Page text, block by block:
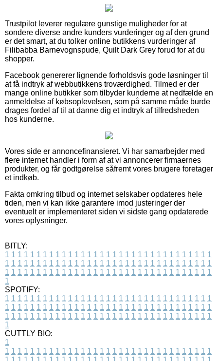
Trustpilot leverer regulære gunstige muligheder for at
sondere diverse andre kunders vurderinger og af den grund
er det smart, at du tolker online butikkens vurderinger af
Filibabba Barnevognspude, Quilt Dark Grey forud for at du
shopper.
Facebook genererer lignende forholdsvis gode løsninger til
at få indtryk af webbutikkens troværdighed. Tilmed er der
mange online butikker som tilbyder kunderne at nedfælde en
anmeldelse af købsoplevelsen, som på samme måde burde
drages fordel af til at danne dig et indtryk af tilfredsheden
hos kunderne.
Vores side er annoncefinansieret. Vi har samarbejder med
flere internet handler i form af at vi annoncerer firmaernes
produkter, og får godtgørelse såfremt vores brugere foretager
et indkøb.
Fakta omkring tilbud og internet selskaber opdateres hele
tiden, men vi kan ikke garantere imod justeringer der
eventuelt er implementeret siden vi sidste gang opdaterede
vores oplysninger.
BITLY:
1 1 1 1 1 1 1 1 1 1 1 1 1 1 1 1 1 1 1 1 1 1 1 1 1 1 1 1 1 1 1 1 1
1 1 1 1 1 1 1 1 1 1 1 1 1 1 1 1 1 1 1 1 1 1 1 1 1 1 1 1 1 1 1 1 1
1 1 1 1 1 1 1 1 1 1 1 1 1 1 1 1 1 1 1 1 1 1 1 1 1 1 1 1 1 1 1 1 1
1
SPOTIFY:
1 1 1 1 1 1 1 1 1 1 1 1 1 1 1 1 1 1 1 1 1 1 1 1 1 1 1 1 1 1 1 1 1
1 1 1 1 1 1 1 1 1 1 1 1 1 1 1 1 1 1 1 1 1 1 1 1 1 1 1 1 1 1 1 1 1
1 1 1 1 1 1 1 1 1 1 1 1 1 1 1 1 1 1 1 1 1 1 1 1 1 1 1 1 1 1 1 1 1
1
CUTTLY BIO:
1
1 1 1 1 1 1 1 1 1 1 1 1 1 1 1 1 1 1 1 1 1 1 1 1 1 1 1 1 1 1 1 1 1